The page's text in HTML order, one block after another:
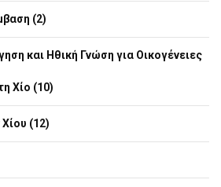
(2)
και Ηθική Γνώση για Οικογένειες
Χίο (10)
(12)